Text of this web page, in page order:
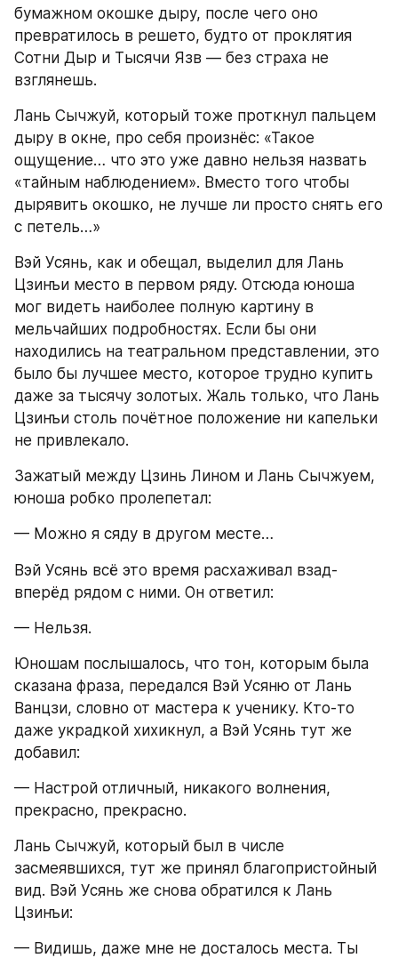
бумажном окошке дыру, после чего оно
превратилось в решето, будто от проклятия
Сотни Дыр и Тысячи Язв — без страха не
взглянешь.
Лань Сычжуй, который тоже проткнул пальцем
дыру в окне, про себя произнёс: «Такое
ощущение… что это уже давно нельзя назвать
«тайным наблюдением». Вместо того чтобы
дырявить окошко, не лучше ли просто снять его
с петель…»
Вэй Усянь, как и обещал, выделил для Лань
Цзинъи место в первом ряду. Отсюда юноша
мог видеть наиболее полную картину в
мельчайших подробностях. Если бы они
находились на театральном представлении, это
было бы лучшее место, которое трудно купить
даже за тысячу золотых. Жаль только, что Лань
Цзинъи столь почётное положение ни капельки
не привлекало.
Зажатый между Цзинь Лином и Лань Сычжуем,
юноша робко пролепетал:
— Можно я сяду в другом месте…
Вэй Усянь всё это время расхаживал взад-
вперёд рядом с ними. Он ответил:
— Нельзя.
Юношам послышалось, что тон, которым была
сказана фраза, передался Вэй Усяню от Лань
Ванцзи, словно от мастера к ученику. Кто-то
даже украдкой хихикнул, а Вэй Усянь тут же
добавил:
— Настрой отличный, никакого волнения,
прекрасно, прекрасно.
Лань Сычжуй, который был в числе
засмеявшихся, тут же принял благопристойный
вид. Вэй Усянь же снова обратился к Лань
Цзинъи:
— Видишь, даже мне не досталось места. Ты